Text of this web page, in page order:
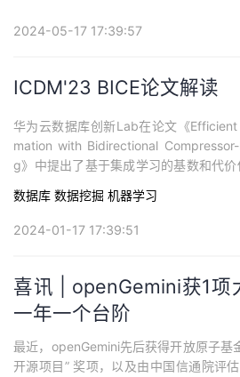
2024-05-17 17:39:57
ICDM'23 BICE论文解读
华为云数据库创新Lab在论文《
mation with Bidirectional
g》中提出了基于集成学习的基数和代
领域的顶级国际学术会议。
数据库 数据挖掘 机器学习
2024-01-17 17:39:51
喜讯 | openGemini获1项
一年一个台阶
最近，openGemini先后获得开放原子基
开源项目” 奖项，以及由中国信通院评